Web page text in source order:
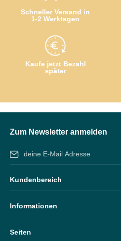
Schneller Versand in
1-2 Werktagen
Kaufe jetzt Bezahl
später
Zum Newsletter anmelden
E-Mail-Adresse*
und dieAGBgelesen und bin mit
Kundenbereich
Informationen
Seiten